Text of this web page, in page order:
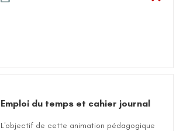
Emploi du temps et cahier journal
L'objectif de cette animation pédagogique